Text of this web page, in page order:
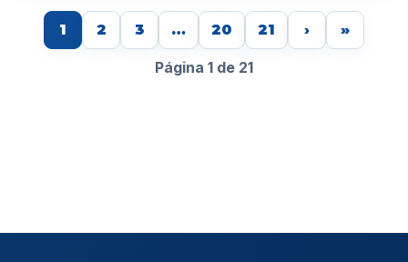
1 2 3 … 20 21 › »
Página 1 de 21